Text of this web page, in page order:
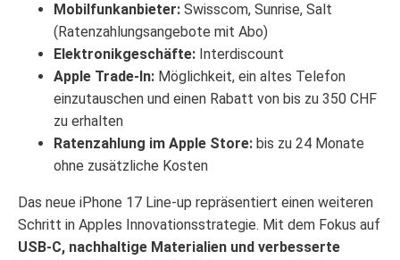
Mobilfunkanbieter: Swisscom, Sunrise, Salt
(Ratenzahlungsangebote mit Abo)
Elektronikgeschäfte: Interdiscount
Apple Trade-In: Möglichkeit, ein altes Telefon
einzutauschen und einen Rabatt von bis zu 350 CHF
zu erhalten
Ratenzahlung im Apple Store: bis zu 24 Monate
ohne zusätzliche Kosten
Das neue iPhone 17 Line-up repräsentiert einen weiteren
Schritt in Apples Innovationsstrategie. Mit dem Fokus auf
USB-C, nachhaltige Materialien und verbesserte